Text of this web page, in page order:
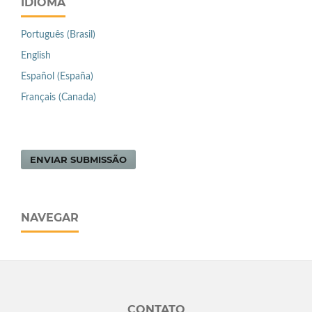
Português (Brasil)
English
Español (España)
Français (Canada)
ENVIAR SUBMISSÃO
NAVEGAR
CONTATO